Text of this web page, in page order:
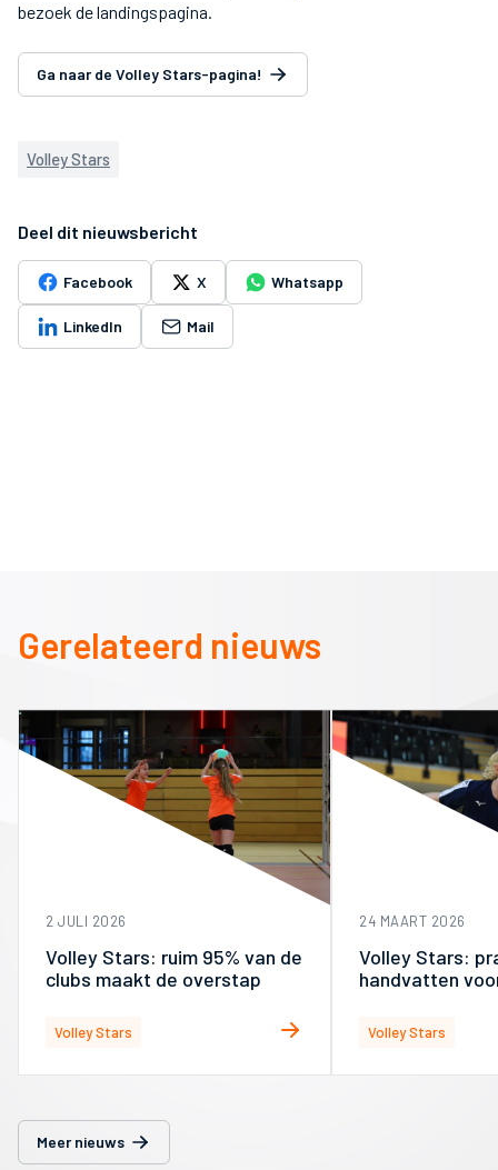
bezoek de landingspagina.
Ga naar de Volley Stars-pagina!
Volley Stars
Deel dit nieuwsbericht
Facebook X Whatsapp
LinkedIn Mail
Gerelateerd nieuws
2 JULI 2026
Volley Stars: ruim 95% van de
clubs maakt de overstap
Volley Stars
24 MAART 2026
Volley Stars:
handvatten
Volley Stars
Meer nieuws